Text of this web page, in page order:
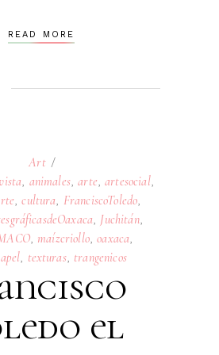
READ MORE
Art
animales,arte ,artesocial,
,cultura FranciscoToledo
Juchitán,
, maízcriollo,oaxaca
texturas, trangenicos
el